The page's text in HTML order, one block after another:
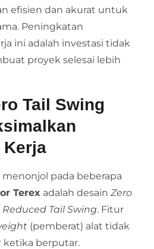
efisien dan akurat untuk
Peningkatan
ini adalah investasi tidak
proyek selesai lebih
Tail Swing
pada beberapa
Terex adalah desain Zero
Reduced Tail Swing. Fitur
(pemberat) alat tidak
ketika berputar.